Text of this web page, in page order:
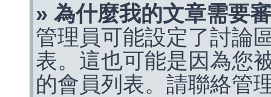
» 為什麼我的文章需要
管理員可能設定了討論
表。這也可能是因為您
的會員列表。請聯絡管